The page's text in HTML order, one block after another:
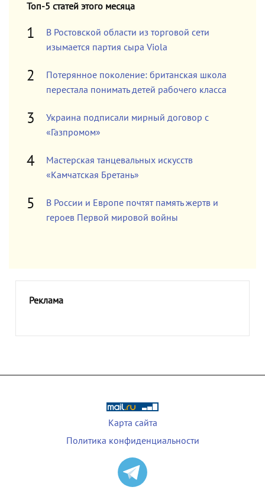
Топ-5 статей этого месяца
В Ростовской области из торговой сети
изымается партия сыра Viola
Потерянное поколение: британская школа
перестала понимать детей рабочего класса
Украина подписали мирный договор с
«Газпромом»
Мастерская танцевальных искусств
«Камчатская Бретань»
В России и Европе почтят память жертв и
героев Первой мировой войны
Реклама
Карта сайта
Политика конфиденциальности